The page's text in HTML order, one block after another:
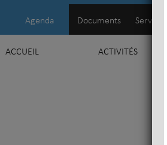
Agenda Documents Service
ACCUEIL ACTIVITÉS